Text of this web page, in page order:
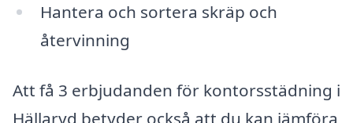
Hantera och sortera skräp och
återvinning
Att få 3 erbjudanden för kontorsstädning i
Hällaryd betyder också att du kan jämföra